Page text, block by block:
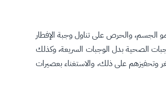
تشمل جميع العناصر الغذائية اللازمة لنمو الجسم، والحرص على تناول وجبة الإفطار
الصحية بدل الوجبات السريعة، وكذلك
وتحفيزهم على ذلك، والاستغناء بعصيرات